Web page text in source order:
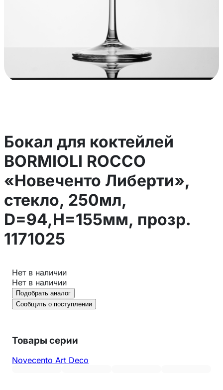
Бокал для коктейлей
BORMIOLI ROCCO
«Новеченто Либерти»,
стекло, 250мл,
D=94,H=155мм, прозр.
1171025
Нет в наличии
Нет в наличии
Подобрать аналог
Сообщить о поступлении
Товары серии
Novecento Art Deco